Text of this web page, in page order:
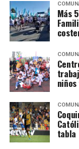
Más
tabla